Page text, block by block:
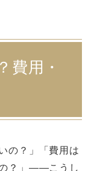
費用・
の？」「費用は
？」——こうし